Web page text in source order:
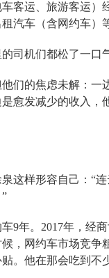
车客运、旅游客运）
汽车（含网约车）
司机们都松了一口
们的焦虑未解：一
愈发减少的收入，
这样形容自己：“
9年。2017年，经
，网约车市场竞争
。他在那会吃到不